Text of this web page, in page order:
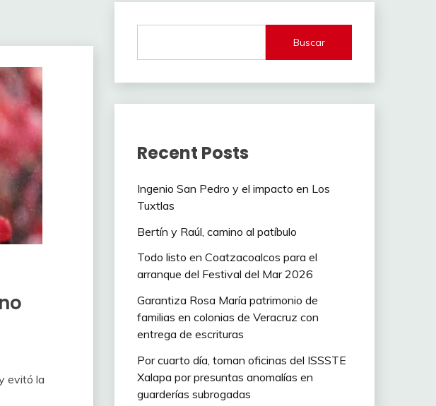
evitó la
Buscar
Recent Posts
Ingenio San Pedro y el impacto en Los
Tuxtlas
Bertín y Raúl, camino al patíbulo
Todo listo en Coatzacoalcos para el
arranque del Festival del Mar 2026
Garantiza Rosa María patrimonio de
familias en colonias de Veracruz con
entrega de escrituras
Por cuarto día, toman oficinas del ISSSTE
Xalapa por presuntas anomalías en
guarderías subrogadas